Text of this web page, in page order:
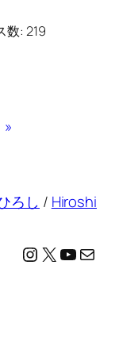
数: 219
»
ろし / Hiroshi
Instagram
X メール